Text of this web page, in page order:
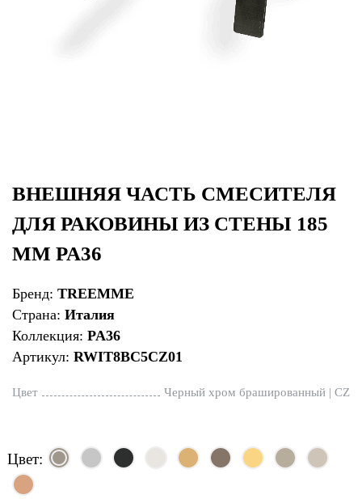
ВНЕШНЯЯ ЧАСТЬ СМЕСИТЕЛЯ
ДЛЯ РАКОВИНЫ ИЗ СТЕНЫ 185
ММ PA36
Бренд: TREEMME
Страна: Италия
Коллекция: PA36
Артикул: RWIT8BC5CZ01
Цвет Черный хром брашированный | CZ
Цвет: